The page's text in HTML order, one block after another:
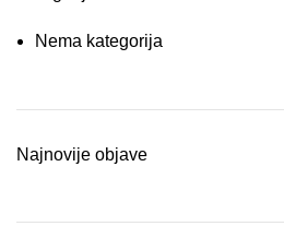
Nema kategorija
Najnovije objave